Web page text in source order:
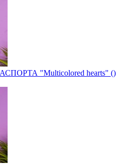
"Multicolored hearts" ()